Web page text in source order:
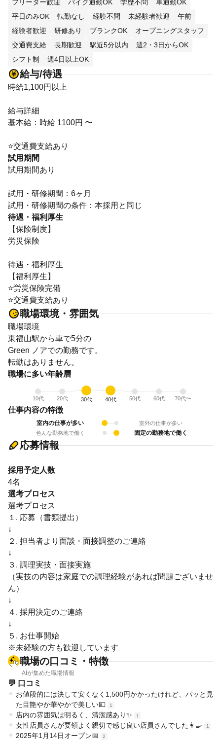
フリーター歓迎 バイク通勤OK 学歴不問
車通勤OK
平日のみOK
転勤なし 経験不問 未経験者歓迎
午前
経験者歓迎
研修あり ブランクOK
オープニングスタッフ
交通費支給
長期歓迎 駅近5分以内
週2・3日からOK
シフト制
週4日以上OK
給与/待遇
時給1,100円以上
給与詳細
基本給：時給 1100円 〜
⭐交通費支給あり
試用期間
試用期間あり
試用・研修期間：6ヶ月
待遇・福利厚生
【保険制度】
労災保険
待遇・福利厚生
【福利厚生】
⭐労災保険完備
⭐交通費支給あり
職場環境・雰囲気
職場環境
東福山駅から車で5分の
Green ノアでの勤務です。
転勤はありません。
職場に多い年齢層
10代 20代 30代 40代 50代 60代 70代〜
仕事内容の特徴
室内の仕事が多い
室外の仕事が多い
色んな勤務地で働く
固定の勤務地で働く
応募情報
採用予定人数
4名
選考プロセス
選考プロセス
１. 応募（書類提出）
↓
２. 担当者より面談・面接調整のご連絡
↓
３. 調理実技・面接実施
（実技の内容は家庭での調理経験があれば問題ございませ
ん）
↓
４. 採用決定のご連絡
↓
５. お仕事開始
※未経験の方も歓迎しています
職場の口コミ・特徴
AIが集めた職場情報
💬 口コミ
お値段的には決して安くなく1,500円かかったけれど、パッと見
た目艶やか華やかで美しい💴
1
店内の雰囲気は明るく、清潔感あり✨ 1
女性店員さんが要領よく親切で感じ良い店員さんでした👩‍🍳 1
2025年1月14日オープン📅 2